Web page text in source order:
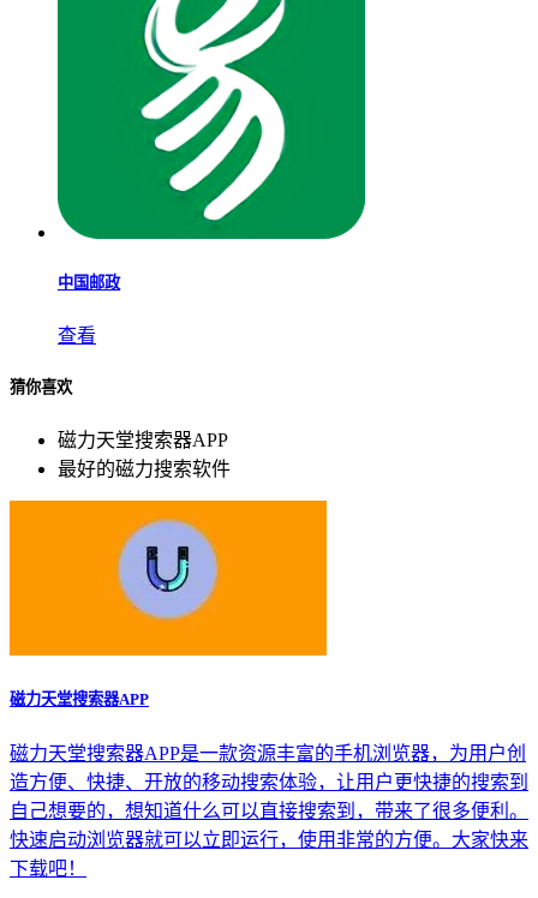
中国邮政
查看
猜你喜欢
磁力天堂搜索器APP
最好的磁力搜索软件
磁力天堂搜索器APP
磁力天堂搜索器APP是一款资源丰富的手机浏览器，为用户创
造方便、快捷、开放的移动搜索体验，让用户更快捷的搜索到
自己想要的，想知道什么可以直接搜索到，带来了很多便利。
快速启动浏览器就可以立即运行，使用非常的方便。大家快来
下载吧！